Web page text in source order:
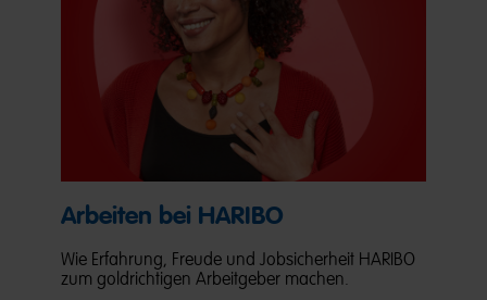
Arbeiten bei HARIBO
Wie Erfahrung, Freude und Jobsicherheit HARIBO
zum goldrichtigen Arbeitgeber machen.